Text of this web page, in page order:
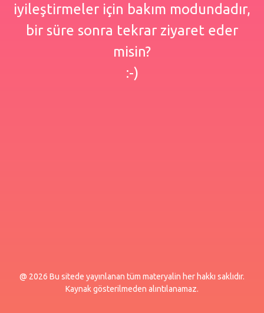
iyileştirmeler için bakım modundadır,
bir süre sonra tekrar ziyaret eder
misin?
:-)
@ 2026 Bu sitede yayınlanan tüm materyalin her hakkı saklıdır.
Kaynak gösterilmeden alıntılanamaz.